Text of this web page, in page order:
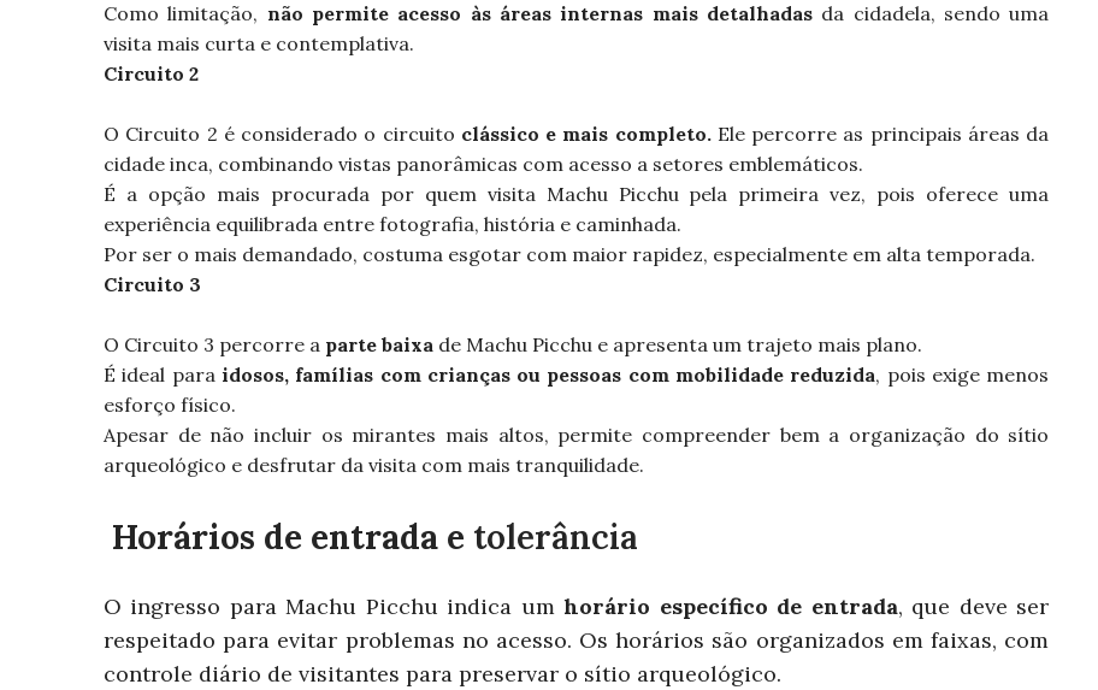
Como limitação, não permite acesso às áreas internas mais detalhadasda cidadela, sendo uma
visita mais curta e contemplativa.
Circuito 2
O Circuito 2 é considerado o circuito clássico e mais completo.Ele percorre as principais áreas da
cidade inca, combinando vistas panorâmicas com acesso a setores emblemáticos.
É a opção mais procurada por quem visita Machu Picchu pela primeira vez, pois oferece uma
experiência equilibrada entre fotografia, história e caminhada.
Por ser o mais demandado, costuma esgotar com maior rapidez, especialmente em alta temporada.
Circuito 3
O Circuito 3 percorre a parte baixa de Machu Picchu e apresenta um trajeto mais plano.
É ideal para idosos, famílias com crianças ou pessoas com mobilidade reduzida, pois exige menos
esforço físico.
Apesar de não incluir os mirantes mais altos, permite compreender bem a organização do sítio
arqueológico e desfrutar da visita com mais tranquilidade.
Horários de entrada e tolerância
O ingresso para Machu Picchu indica umhorário específico de entrada, que deve ser
respeitado para evitar problemas no acesso. Os horários são organizados em faixas, com
controle diário de visitantes para preservar o sítio arqueológico.